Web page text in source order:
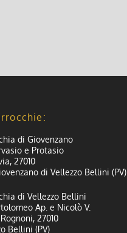
di Giovenzano
e Protasio
27010
di Vellezzo Bellini (PV)
di Vellezzo Bellini
Ap. e Nicolò V.
27010
Bellini (PV)